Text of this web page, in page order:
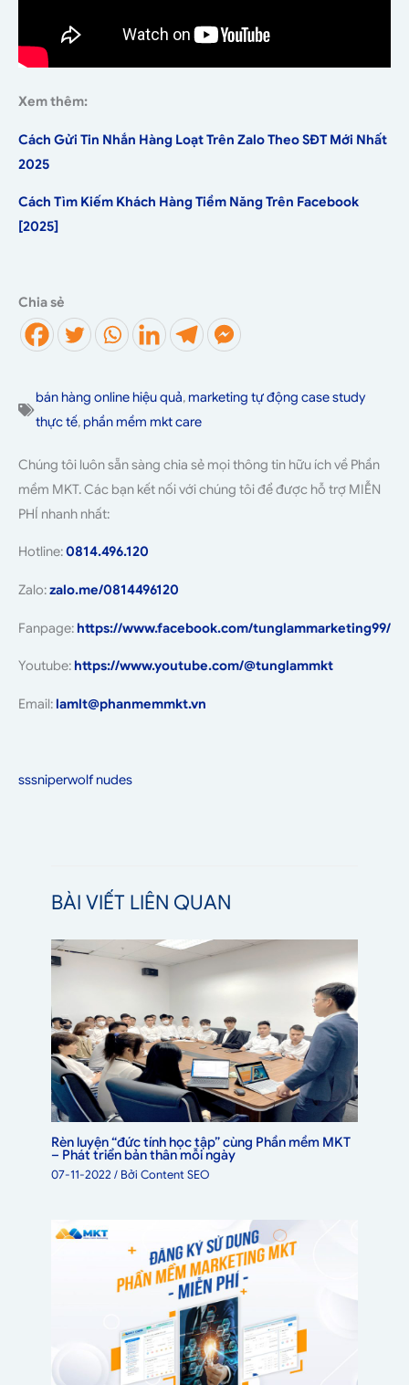
Xem thêm:
Cách Gửi Tin Nhắn Hàng Loạt Trên Zalo Theo SĐT Mới Nhất
2025
Cách Tìm Kiếm Khách Hàng Tiềm Năng Trên Facebook
[2025]
Chia sẻ
bán hàng online hiệu quả, marketing tự động case study
thực tế, phần mềm mkt care
Chúng tôi luôn sẵn sàng chia sẻ mọi thông tin hữu ích về Phần
mềm MKT. Các bạn kết nối với chúng tôi để được hỗ trợ MIỄN
PHÍ nhanh nhất:
Hotline:0814.496.120
Zalo:zalo.me/0814496120
Fanpage: https://www.facebook.com/tunglammarketing99/
Youtube: https://www.youtube.com/@tunglammkt
Email: lamlt@phanmemmkt.vn
sssniperwolf nudes
BÀI VIẾT LIÊN QUAN
Rèn luyện “đức tính học tập” cùng Phần mềm MKT
– Phát triển bản thân mỗi ngày
07-11-2022/ BởiContent SEO